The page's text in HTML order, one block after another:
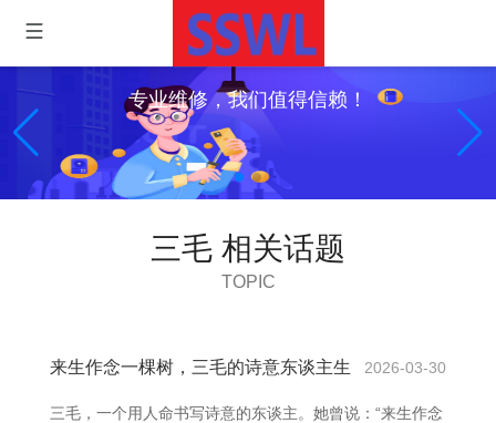
专业维修，我们值得信赖！
三毛 相关话题
TOPIC
来生作念一棵树，三毛的诗意东谈主生 2026-03-30
三毛，一个用人命书写诗意的东谈主。她曾说：“来生作念